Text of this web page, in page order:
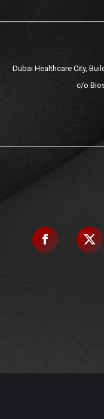
Dubai Healthcare City,
c/o
Facebook
X